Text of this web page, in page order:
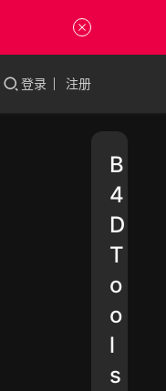
登录 注册
B
4
D
T
o
o
l
s